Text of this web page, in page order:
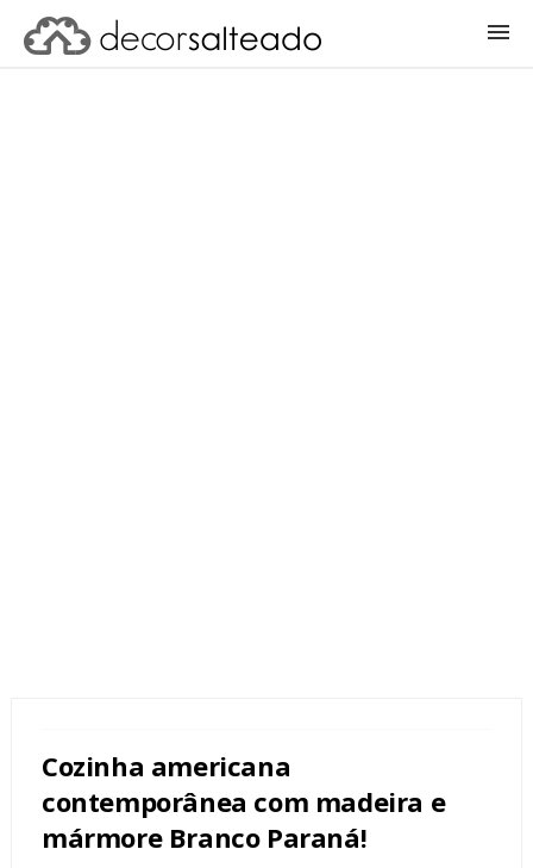
Cozinha americana
contemporânea com madeira e
mármore Branco Paraná!